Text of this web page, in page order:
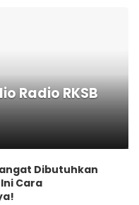
Radio RKSB
Dibutuhkan
Cara